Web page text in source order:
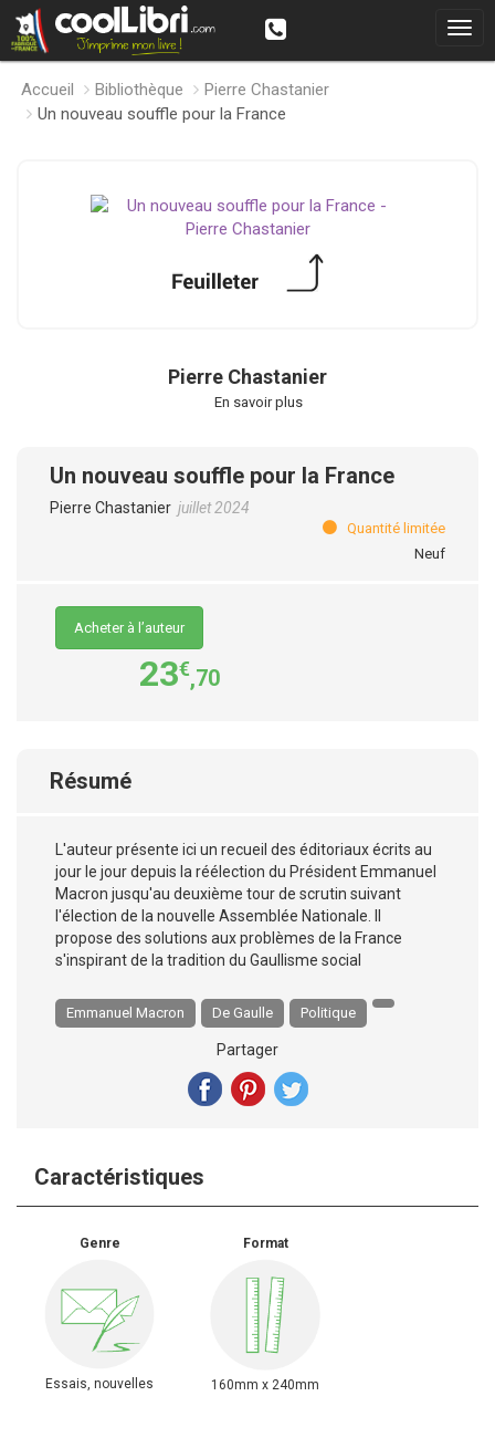
Accueil Bibliothèque
Pierre Chastanier
Un nouveau souffle pour la France
Pierre Chastanier
En savoir plus
Un nouveau souffle pour la France
Pierre Chastanier juillet 2024
Quantité limitée
Neuf
Acheter à l’auteur
23€,70
Résumé
L'auteur présente ici un recueil des éditoriaux écrits au
jour le jour depuis la réélection du Président Emmanuel
Macron jusqu'au deuxième tour de scrutin suivant
l'élection de la nouvelle Assemblée Nationale. Il
propose des solutions aux problèmes de la France
s'inspirant de la tradition du Gaullisme social
Emmanuel Macron De Gaulle Politique
Partager
Caractéristiques
Genre
Essais, nouvelles
Format
160mm x 240mm